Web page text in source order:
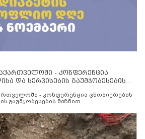
- კონფერენცია
და სერვისების გაუმჯობესების
- კონფერენცია ცნობიერების
გაუმჯობესების მიზნით